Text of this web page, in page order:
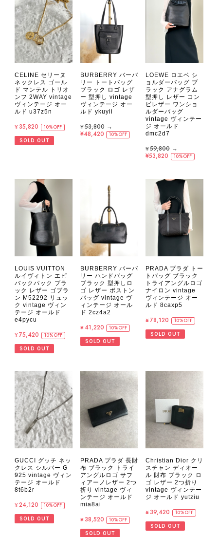
CELINE セリーヌ
ネックレス ゴール
ド マンテル トリオ
ンフ 2WAY vintage
ヴィンテージ オー
ルド u37z5n
¥35,820 10%OFF
SOLD OUT
BURBERRY バーバ
リー トートバッグ
ブラック ロゴ レザ
ー 型押し vintage
ヴィンテージ オー
ルド ykuyii
¥53,800→
¥48,420
10%OFF
LOEWE ロエベ シ
ョルダーバッグ ブ
ラック アナグラム
型押し レザー コン
ビレザー ワンショ
ルダーバッグ
vintage ヴィンテー
ジ オールド
dmc2d7
¥59,800 →
¥53,820
10%OFF
LOUIS VUITTON
ルイヴィトン エピ
バックパック ブラ
ック レザー ゴブラ
ン M52292 リュッ
ク vintage ヴィン
テージ オールド
e4pycu
¥75,420 10%OFF
SOLD OUT
BURBERRY バーバ
リー ハンドバッグ
ブラック 型押しロ
ゴ レザー ボストン
バッグ vintage ヴ
ィンテージ オール
ド 2cz4a2
¥41,220 10%OFF
SOLD OUT
PRADA プラダ トー
トバッグ ブラック
トライアングルロゴ
ナイロン vintage
ヴィンテージ オー
ルド 8caxp5
¥78,120 10%OFF
SOLD OUT
GUCCI グッチ ネッ
クレス シルバー G
925 vintage ヴィン
テージ オールド
8t6b2r
¥24,120 10%OFF
SOLD OUT
PRADA プラダ 長財
布 ブラック トライ
アングルロゴ サフ
ィアーノレザー 2つ
折り vintage ヴィ
ンテージ オールド
mia8ai
¥38,520 10%OFF
SOLD OUT
Christian Dior クリ
スチャン ディオー
ル 財布 ブラック ロ
ゴ レザー 2つ折り
vintage ヴィンテー
ジ オールド yutziu
¥39,420 10%OFF
SOLD OUT